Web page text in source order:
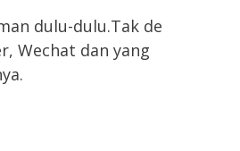
dulu-dulu.Tak de
Wechat dan yang